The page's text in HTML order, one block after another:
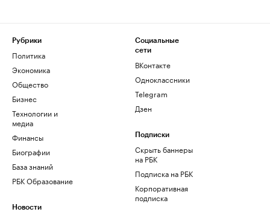
Рубрики
Политика
Экономика
Общество
Бизнес
Технологии и
медиа
Финансы
Биографии
База знаний
РБК Образование
Новости
Социальные
сети
ВКонтакте
Одноклассники
Telegram
Дзен
Подписки
Скрыть баннеры
на РБК
Подписка на РБК
Корпоративная
подписка